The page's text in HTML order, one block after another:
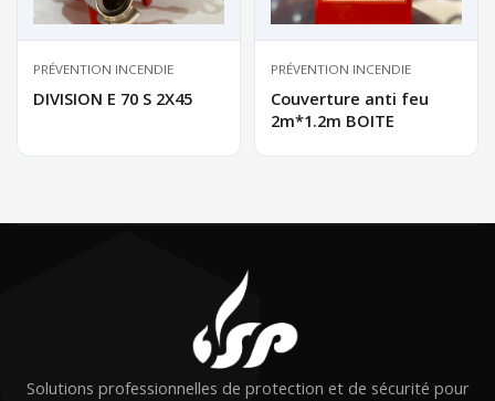
PRÉVENTION INCENDIE
DIVISION E 70 S 2X45
PRÉVENTION INCENDIE
Couverture anti feu
2m*1.2m BOITE
Solutions professionnelles de protection et de sécurité pour